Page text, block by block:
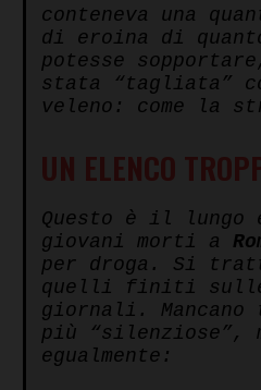
conteneva una
di eroina di
potesse
stata “tagliata”
veleno: come la
UN ELENCO
Questo è il lungo
giovani morti a
per droga. Si
quelli finiti sulle
giornali.
più “silenziose”,
egualmente: